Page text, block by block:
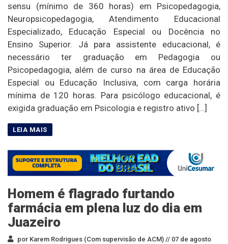
sensu (mínimo de 360 horas) em Psicopedagogia,
Neuropsicopedagogia, Atendimento Educacional
Especializado, Educação Especial ou Docência no
Ensino Superior. Já para assistente educacional, é
necessário ter graduação em Pedagogia ou
Psicopedagogia, além de curso na área de Educação
Especial ou Educação Inclusiva, com carga horária
mínima de 120 horas. Para psicólogo educacional, é
exigida graduação em Psicologia e registro ativo […]
Homem é flagrado furtando
farmácia em plena luz do dia em
Juazeiro
por Karem Rodrigues (Com supervisão de ACM) // 07 de agosto